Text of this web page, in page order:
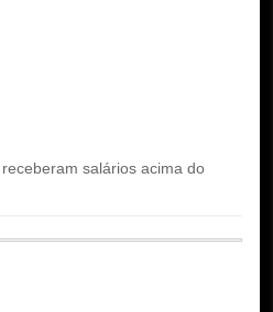
salários acima do